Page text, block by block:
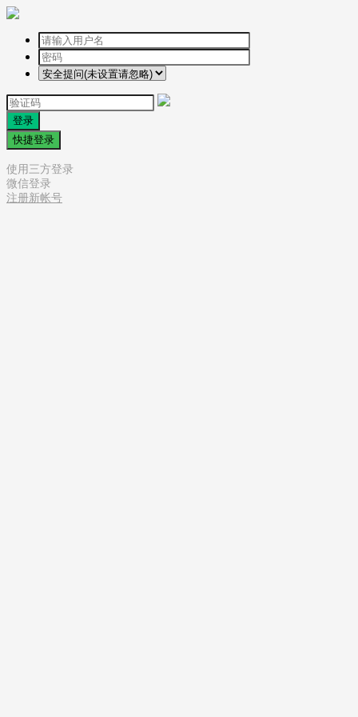
登录
快捷登录
使用三方登录
微信登录
注册新帐号